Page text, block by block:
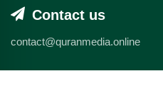
Contact us
contact@quranmedia.online